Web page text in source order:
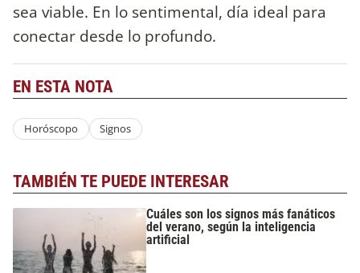
sea viable. En lo sentimental, día ideal para
conectar desde lo profundo.
EN ESTA NOTA
Horóscopo Signos
TAMBIÉN TE PUEDE INTERESAR
Cuáles son los signos más fanáticos
del verano, según la inteligencia
artificial